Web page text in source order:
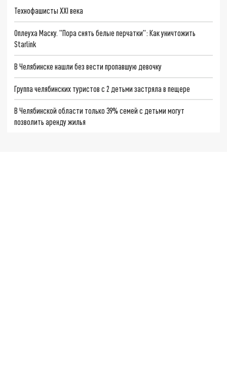
Технофашисты XXI века
Оплеуха Маску. "Пора снять белые перчатки": Как уничтожить
Starlink
В Челябинске нашли без вести пропавшую девочку
Группа челябинских туристов с 2 детьми застряла в пещере
В Челябинской области только 39% семей с детьми могут
позволить аренду жилья